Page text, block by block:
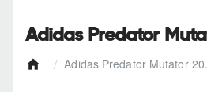
Adidas Predator Mutator
Adidas Predator